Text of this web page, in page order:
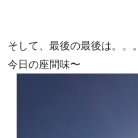
そして、最後の最後は。。。
今日の座間味〜